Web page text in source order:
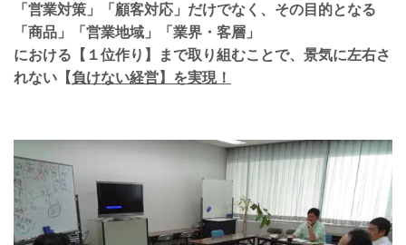
「営業対策」「顧客対応」だけでなく、 その目的となる
「商品」「営業地域」「業界・客層」
における【１位作り】まで取り組むことで、 景気に左右さ
れない【負けない経営】を実現！